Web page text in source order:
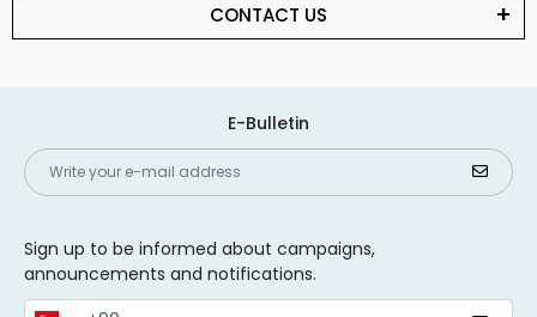
CONTACT US
E-Bulletin
Sign up to be informed about campaigns,
announcements and notifications.